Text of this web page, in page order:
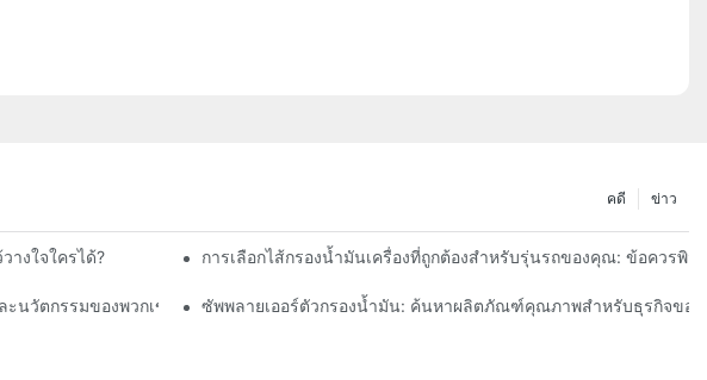
ข่าว
คดี
างใจใครได้? การเลือกไส้กรองน้ำมันเครื่องที่ถูกต้องสำหรับรุ่นรถของคุณ: ข้อควรพิ
นวัตกรรมของพวกเขา ซัพพลายเออร์ตัวกรองน้ำมัน: ค้นหาผลิตภัณฑ์คุณภาพสำหรับธุรกิจขอ